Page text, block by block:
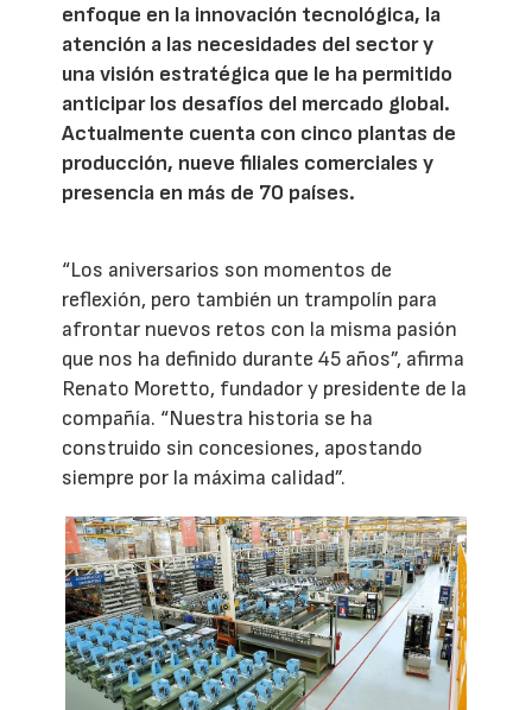
enfoque en la innovación tecnológica, la
atención a las necesidades del sector y
una visión estratégica que le ha permitido
anticipar los desafíos del mercado global.
Actualmente cuenta con cinco plantas de
producción, nueve filiales comerciales y
presencia en más de 70 países.
“Los aniversarios son momentos de
reflexión, pero también un trampolín para
afrontar nuevos retos con la misma pasión
que nos ha definido durante 45 años”, afirma
Renato Moretto, fundador y presidente de la
compañía. “Nuestra historia se ha
construido sin concesiones, apostando
siempre por la máxima calidad”.